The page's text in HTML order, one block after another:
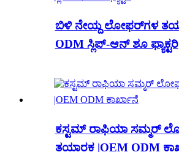
ಬಿಳಿ ನೇಯ್ದ ಲೋಫರ್‌ಗಳ
ODM ಸ್ಲಿಪ್-ಆನ್ ಶೂ ಫ್ಯಾಕ್ಟರಿ
ಕಸ್ಟಮ್ ರಾಫಿಯಾ ಸಮ್ಮರ್
ತಯಾರಕ |OEM ODM